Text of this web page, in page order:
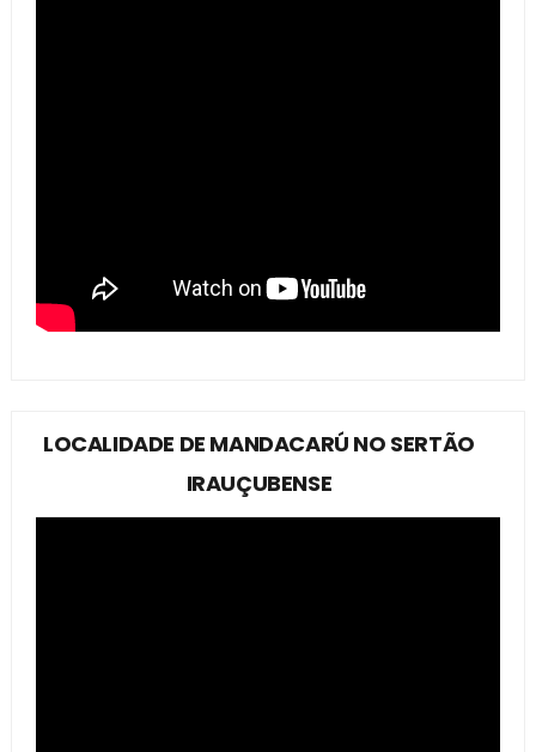
LOCALIDADE DE MANDACARÚ NO SERTÃO
IRAUÇUBENSE